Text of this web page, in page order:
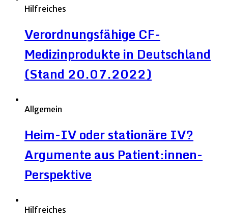
Hilfreiches
Verordnungsfähige CF-
Medizinprodukte in Deutschland
(Stand 20.07.2022)
Allgemein
Heim-IV oder stationäre IV?
Argumente aus Patient:innen-
Perspektive
Hilfreiches